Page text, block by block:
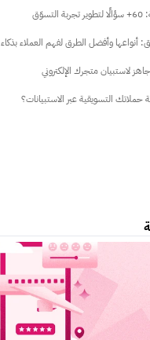
أنواعها وأفضل الطرق لفهم العملاء بذكاء
التسويقية عبر الاستبيانات؟